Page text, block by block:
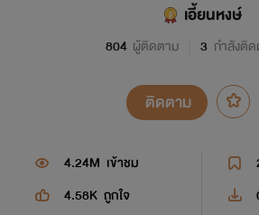
เอี้ยนหงษ์
804 ผู้ติดตาม 3 กำลังติ
ติดตาม
4.24M เข้าชม
4.58K ถูกใจ